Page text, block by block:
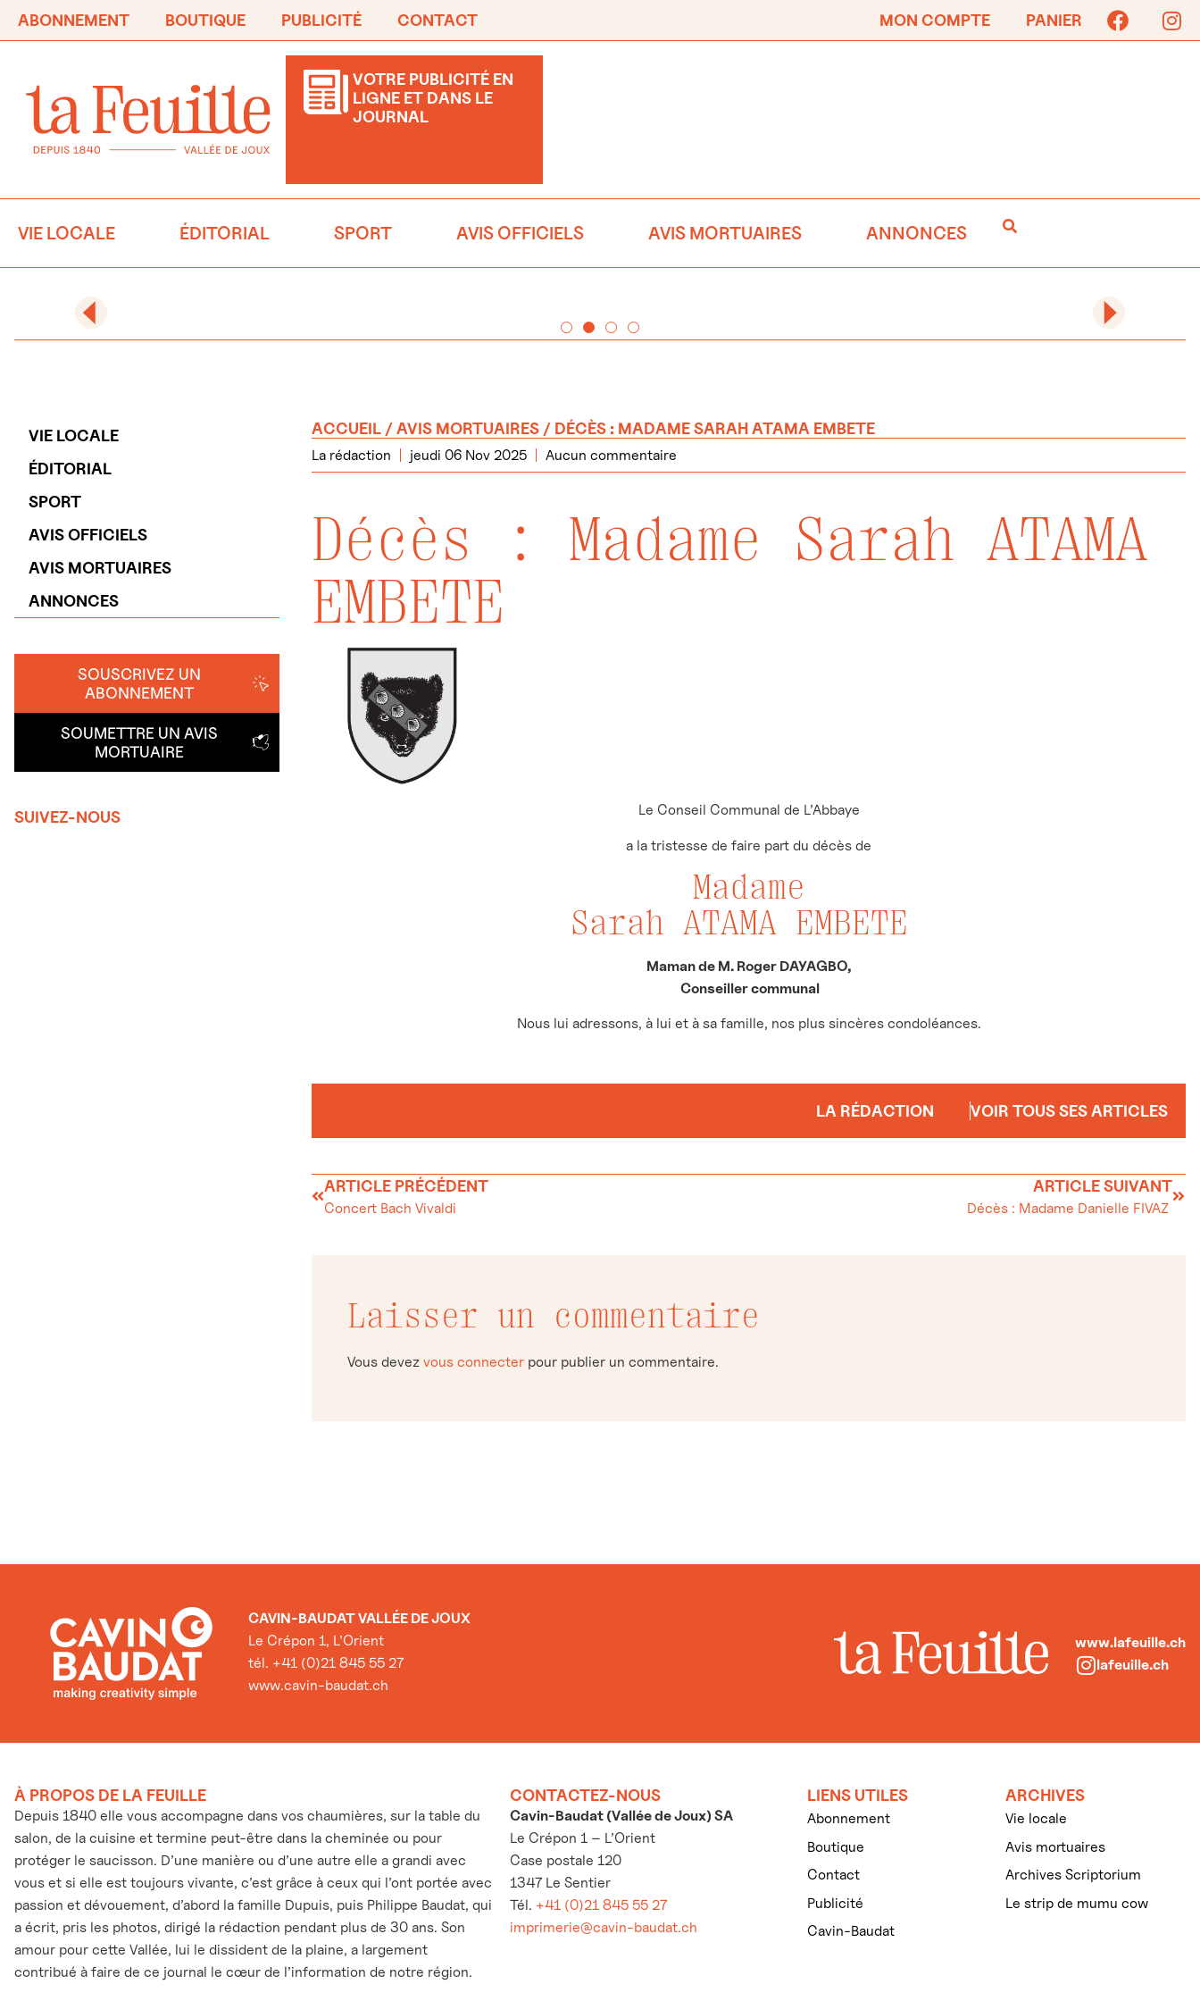
ABONNEMENT BOUTIQUE PUBLICITÉ CONTACT MON COMPTE PANIER
VOTRE PUBLICITÉ EN
LIGNE ET DANS LE
JOURNAL
VIE LOCALE ÉDITORIAL SPORT AVIS OFFICIELS AVIS MORTUAIRES ANNONCES
VIE LOCALE
ÉDITORIAL
SPORT
AVIS OFFICIELS
AVIS MORTUAIRES
ANNONCES
SOUSCRIVEZ UN
ABONNEMENT
SOUMETTRE UN AVIS
MORTUAIRE
SUIVEZ-NOUS
ACCUEIL /AVIS MORTUAIRES / DÉCÈS : MADAME SARAH ATAMA EMBETE
La rédaction jeudi 06 Nov 2025 Aucun commentaire
Décès : Madame Sarah ATAMA
EMBETE
Le Conseil Communal de L’Abbaye
a la tristesse de faire part du décès de
Madame
Sarah ATAMA EMBETE
Maman de M. Roger DAYAGBO,
Conseiller communal
Nous lui adressons, à lui et à sa famille, nos plus sincères condoléances.
LA RÉDACTION VOIR TOUS SES ARTICLES
ARTICLE PRÉCÉDENT
Concert Bach Vivaldi
ARTICLE SUIVANT
Décès : Madame Danielle FIVAZ
Laisser un commentaire
Vous devez vous connecter pour publier un commentaire.
CAVIN-BAUDAT VALLÉE DE JOUX
Le Crépon 1, L’Orient
tél. +41 (0)21 845 55 27
www.cavin-baudat.ch
www.lafeuille.ch
lafeuille.ch
À PROPOS DE LA FEUILLE
Depuis 1840 elle vous accompagne dans vos chaumières, sur la table du
salon, de la cuisine et termine peut-être dans la cheminée ou pour
protéger le saucisson. D’une manière ou d’une autre elle a grandi avec
vous et si elle est toujours vivante, c’est grâce à ceux qui l’ont portée avec
passion et dévouement, d’abord la famille Dupuis, puis Philippe Baudat, qui
a écrit, pris les photos, dirigé la rédaction pendant plus de 30 ans. Son
amour pour cette Vallée, lui le dissident de la plaine, a largement
contribué à faire de ce journal le cœur de l’information de notre région.
CONTACTEZ-NOUS
Cavin-Baudat (Vallée de Joux) SA
Le Crépon 1 – L’Orient
Case postale 120
1347 Le Sentier
Tél. +41 (0)21 845 55 27
imprimerie@cavin-baudat.ch
LIENS UTILES
Abonnement
Boutique
Contact
Publicité
Cavin-Baudat
ARCHIVES
Vie locale
Avis mortuaires
Archives Scriptorium
Le strip de mumu cow